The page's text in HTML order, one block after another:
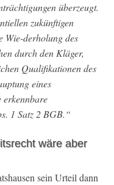
überzeugt.
zukünftigen
Wie-derholung des
durch den Kläger,
Qualifikationen des
eines
erkennbare
1 Satz 2 BGB.“
wäre aber
sein Urteil dann